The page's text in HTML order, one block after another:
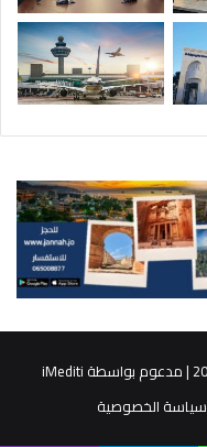
iMediti
سياسة الخصوصية